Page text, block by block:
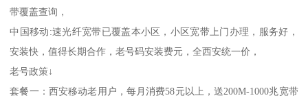
带覆盖查询，
中国移动:速光纤宽带已覆盖本小区，小区宽带上门办理，服务好，
安装快，值得长期合作，老号码安装费元，全西安统一价，
老号政策↓
套餐一：西安移动老用户，每月消费58元以上，送200M-1000兆宽带